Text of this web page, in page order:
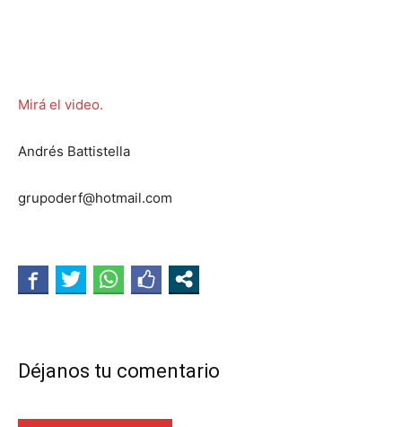
Mirá el video.
Andrés Battistella
grupoderf@hotmail.com
Déjanos tu comentario